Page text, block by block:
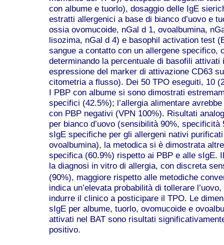
con albume e tuorlo), dosaggio delle IgE
estratti allergenici a base di bianco d’uovo e
ossia ovomucoide, nGal d 1, ovoalbumina,
lisozima, nGal d 4) e basophil activation test
sangue a contatto con un allergene specifico,
determinando la percentuale di basofili attivati
espressione del marker di attivazione CD63
citometria a flusso). Dei 50 TPO eseguiti, 10
I PBP con albume si sono dimostrati
specifici (42.5%); l’allergia alimentare
con PBP negativi (VPN 100%). Risultati
per bianco d’uovo (sensibilità 90%,
sIgE specifiche per gli allergeni nativi
ovoalbumina), la metodica si è dimostrata
specifica (60.9%) rispetto ai PBP e alle sIgE.
la diagnosi in vitro di allergia, con discreta
(90%), maggiore rispetto alle metodiche
indica un’elevata probabilità di tollerare
indurre il clinico a posticipare il TPO. Le
sIgE per albume, tuorlo, ovomucoide e
attivati nel BAT sono risultati
positivo.